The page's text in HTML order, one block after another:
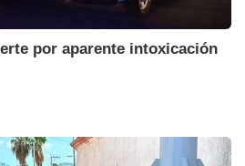
por aparente intoxicación